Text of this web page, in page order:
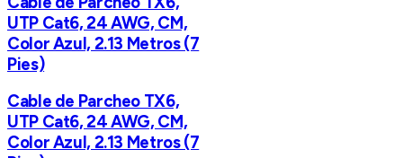
UTP Cat6, 24 AWG, CM,
Color Azul, 2.13 Metros (7
Pies)
Cable de Parcheo TX6,
UTP Cat6, 24 AWG, CM,
Color Azul, 2.13 Metros (7